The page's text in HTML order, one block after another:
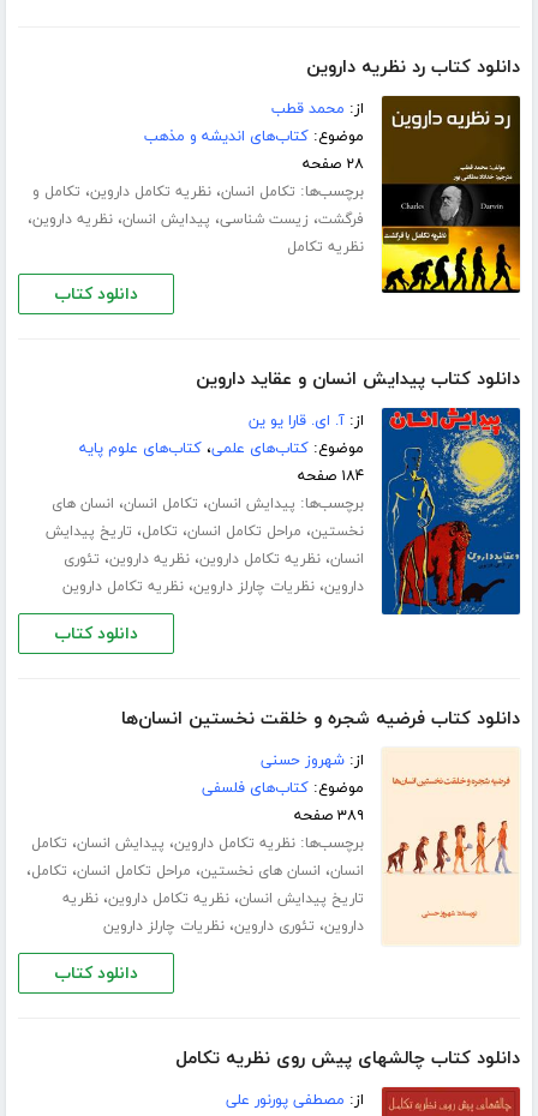
دانلود کتاب رد نظریه داروین
از: م‍ح‍م‍د ق‍طب‌
موضوع:کتاب‌های اندیشه و مذهب
۲۸ صفحه
برچسب‌ها: تکامل انسان،نظریه تکامل داروین، تکامل و
فرگشت، زیست شناسی، پیدایش انسان،نظریه داروین،
نظریه تکامل
دانلود کتاب
دانلود کتاب پیدایش انسان و عقاید داروین
از:آ. ای. قارا یو ین
موضوع:کتاب‌های علمی،کتاب‌های علوم پایه
۱۸۴ صفحه
برچسب‌ها: پیدایش انسان، تکامل انسان، انسان های
نخستین، مراحل تکامل انسان، تکامل، تاریخ پیدایش
انسان،نظریه تکامل داروین،نظریه داروین، تئوری
داروین،نظریات چارلز داروین،نظریه تکامل داروین
دانلود کتاب
دانلود کتاب فرضیه شجره و خلقت نخستین انسان‌ها
از:شهروز حسنی
موضوع:کتاب‌های فلسفی
۳۸۹ صفحه
برچسب‌ها:نظریه تکامل داروین، پیدایش انسان، تکامل
انسان، انسان های نخستین، مراحل تکامل انسان، تکامل،
تاریخ پیدایش انسان،نظریه تکامل داروین،نظریه
داروین، تئوری داروین،نظریات چارلز داروین
دانلود کتاب
دانلود کتاب چالشهای پیش روی نظریه تکامل
از: مصطفی پورنور علی